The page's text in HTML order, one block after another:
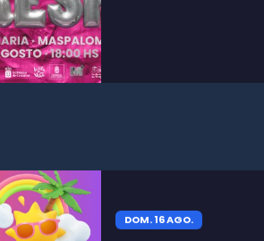
DOM. 16 AGO.